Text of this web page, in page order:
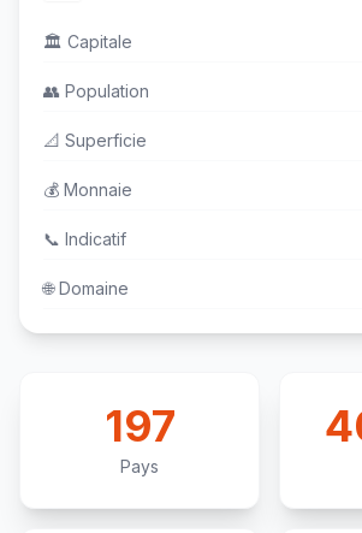
🏛️ Capitale
👥 Population
📐 Superficie
💰 Monnaie
📞 Indicatif
🌐Domaine
197
Pays